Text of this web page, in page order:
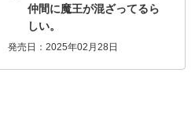
仲間に魔王が混ざってるら
しい。
発売日：2025年02月28日